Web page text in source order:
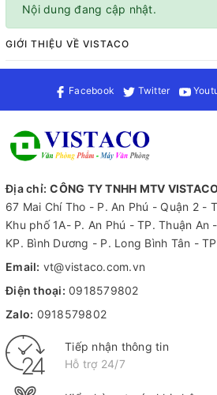
Nội dung đang cập nhật.
GIỚI THIỆU VỀ VISTACO
Facebook Twitter
Địa chỉ: CÔNG TY TNHH MTV
67 Mai Chí Tho - P. An Phú - Quận 2 -
Khu phố 1A- P. An Phú - TP. Thuận An
KP. Bình Dương - P. Long Bình Tân -
Email: vt@vistaco.com.vn
Điện thoại: 0918579802
Zalo: 0918579802
Tiếp nhận thông tin
Hỗ trợ 24/7